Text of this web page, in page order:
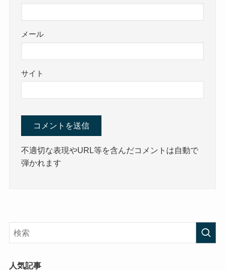
メール
サイト
不適切な表現やURL等を含んだコメントは自動で
弾かれます
人気記事